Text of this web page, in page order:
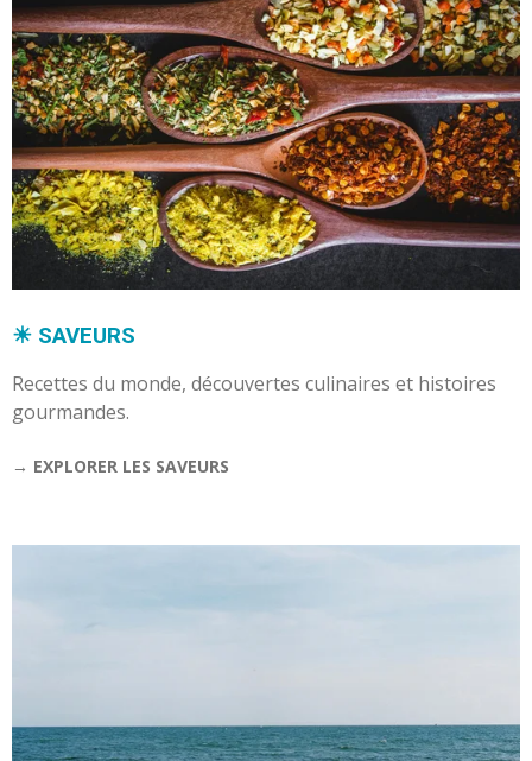
☀︎ SAVEURS
Recettes du monde, découvertes culinaires et histoires
gourmandes.
→ EXPLORER LES SAVEURS